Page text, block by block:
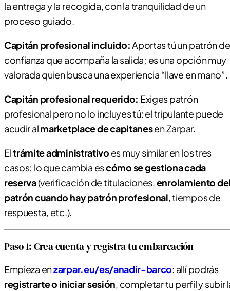
la entrega y la recogida, con la tranquilidad de un
proceso guiado.
Capitán profesional incluido:Aportas tú un patrón de
confianza que acompaña la salida; es una opción muy
valorada quien busca una experiencia “llave en mano”.
Capitán profesional requerido: Exiges patrón
profesional pero no lo incluyes tú: el tripulante puede
acudir almarketplace de capitanesen Zarpar.
Eltrámite administrativo es muy similar en los tres
casos; lo que cambia escómo se gestiona cada
reserva(verificación de titulaciones,enrolamiento
patrón cuando hay patrón profesional, tiempos de
respuesta, etc.).
Paso 1: Crea cuenta y registra tu embarcación
Empieza enzarpar.eu/es/anadir-barco: allí podrás
registrarte o iniciar sesión, completar tu perfil y subir